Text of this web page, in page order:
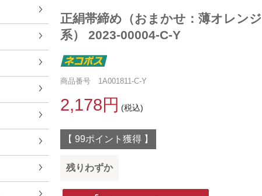
正絹帯締め（おまかせ：薄オレンジ
系） 2023-00004-C-Y
商品番号 1A001811-C-Y
2,178円 (税込)
【 99ポイント獲得 】
残りわずか